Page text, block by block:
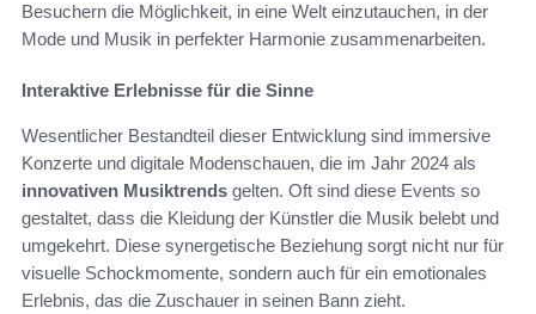
Besuchern die Möglichkeit, in eine Welt einzutauchen, in der
Mode und Musik in perfekter Harmonie zusammenarbeiten.
Interaktive Erlebnisse für die Sinne
Wesentlicher Bestandteil dieser Entwicklung sind immersive
Konzerte und digitale Modenschauen, die im Jahr 2024 als
innovativen Musiktrends gelten. Oft sind diese Events so
gestaltet, dass die Kleidung der Künstler die Musik belebt und
umgekehrt. Diese synergetische Beziehung sorgt nicht nur für
visuelle Schockmomente, sondern auch für ein emotionales
Erlebnis, das die Zuschauer in seinen Bann zieht.